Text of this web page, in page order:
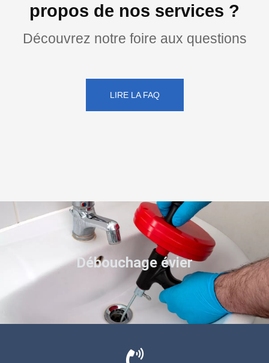
propos de nos services ?
Découvrez notre foire aux questions
LIRE LA FAQ
Débouchage évier